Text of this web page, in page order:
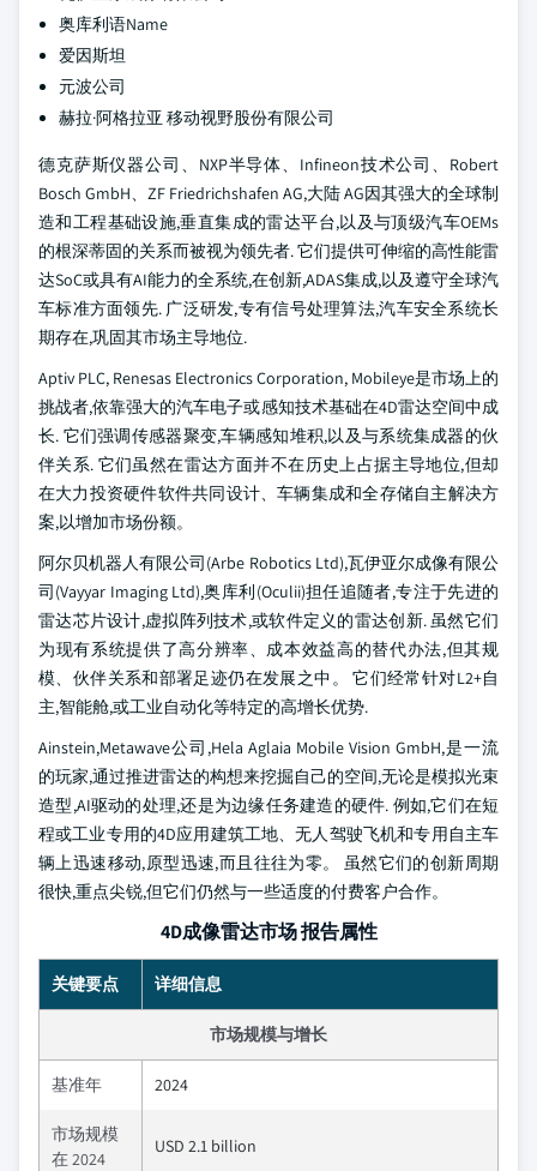
奥库利语Name
爱因斯坦
元波公司
赫拉·阿格拉亚 移动视野股份有限公司
德克萨斯仪器公司、NXP半导体、Infineon技术公司、Robert
Bosch GmbH、ZF Friedrichshafen AG,大陆 AG因其强大的全球制
造和工程基础设施,垂直集成的雷达平台,以及与顶级汽车OEMs
的根深蒂固的关系而被视为领先者. 它们提供可伸缩的高性能雷
达SoC或具有AI能力的全系统,在创新,ADAS集成,以及遵守全球汽
车标准方面领先. 广泛研发,专有信号处理算法,汽车安全系统长
期存在,巩固其市场主导地位.
Aptiv PLC, Renesas Electronics Corporation, Mobileye是市场上的
挑战者,依靠强大的汽车电子或感知技术基础在4D雷达空间中成
长. 它们强调传感器聚变,车辆感知堆积,以及与系统集成器的伙
伴关系. 它们虽然在雷达方面并不在历史上占据主导地位,但却
在大力投资硬件软件共同设计、车辆集成和全存储自主解决方
案,以增加市场份额。
阿尔贝机器人有限公司(Arbe Robotics Ltd),瓦伊亚尔成像有限公
司(Vayyar Imaging Ltd),奥库利(Oculii)担任追随者,专注于先进的
雷达芯片设计,虚拟阵列技术,或软件定义的雷达创新. 虽然它们
为现有系统提供了高分辨率、成本效益高的替代办法,但其规
模、伙伴关系和部署足迹仍在发展之中。 它们经常针对L2+自
主,智能舱,或工业自动化等特定的高增长优势.
Ainstein,Metawave公司,Hela Aglaia Mobile Vision GmbH,是一流
的玩家,通过推进雷达的构想来挖掘自己的空间,无论是模拟光束
造型,AI驱动的处理,还是为边缘任务建造的硬件. 例如,它们在短
程或工业专用的4D应用建筑工地、无人驾驶飞机和专用自主车
辆上迅速移动,原型迅速,而且往往为零。 虽然它们的创新周期
很快,重点尖锐,但它们仍然与一些适度的付费客户合作。
4D成像雷达市场 报告属性
关键要点 详细信息
市场规模与增长
基准年 2024
市场规模
在 2024
USD 2.1 billion